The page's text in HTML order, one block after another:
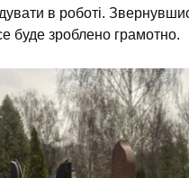
в роботі.
буде зроблено грамотно.